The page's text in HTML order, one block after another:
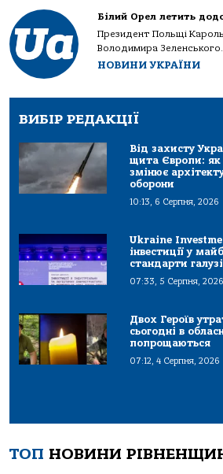
Білий Орел летить
Президент Польщі
Володимира
НОВИНИ УКРАЇНИ
ВИБІР РЕДАКЦІЇ
Від захисту
щита Європи: як
змінює
оборони
10:13, 6 Серпня, 2026
Ukraine
інвестиції у
стандарти галузі
07:33, 5 Серпня, 2026
Двох Героїв
сьогодні в
попрощаються
07:12, 4 Серпня, 2026
ТОП НОВИНИ